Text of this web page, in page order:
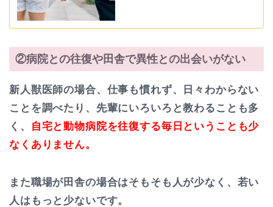
②病院との往復や田舎で異性との出会いがない
新人獣医師の場合、仕事も慣れず、日々わからない
ことを調べたり、先輩にいろいろと教わることも多
く、
自宅と動物病院を往復する毎日ということも少
なくありません。
また職場が田舎の場合はそもそも人が少なく、若い
人はもっと少ないです。